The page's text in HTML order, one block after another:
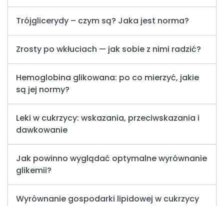
Trójglicerydy – czym są? Jaka jest norma?
Zrosty po wkłuciach — jak sobie z nimi radzić?
Hemoglobina glikowana: po co mierzyć, jakie
są jej normy?
Leki w cukrzycy: wskazania, przeciwskazania i
dawkowanie
Jak powinno wyglądać optymalne wyrównanie
glikemii?
Wyrównanie gospodarki lipidowej w cukrzycy